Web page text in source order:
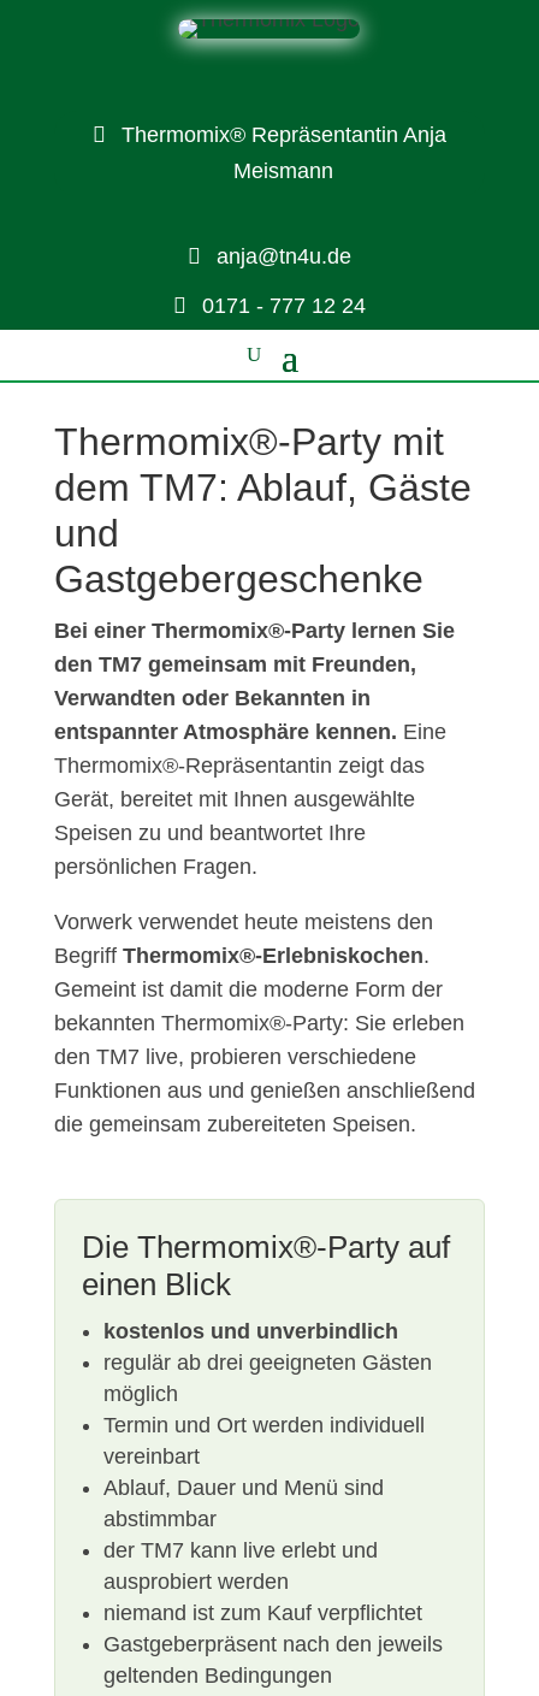
Thermomix® Repräsentantin Anja
Meismann
anja@tn4u.de
0171 - 777 12 24
Thermomix®-Party mit
dem TM7: Ablauf, Gäste
und
Gastgebergeschenke
Bei einer Thermomix®-Party lernen Sie
den TM7 gemeinsam mit Freunden,
Verwandten oder Bekannten in
entspannter Atmosphäre kennen. Eine
Thermomix®-Repräsentantin zeigt das
Gerät, bereitet mit Ihnen ausgewählte
Speisen zu und beantwortet Ihre
persönlichen Fragen.
Vorwerk verwendet heute meistens den
Begriff Thermomix®-Erlebniskochen.
Gemeint ist damit die moderne Form der
bekannten Thermomix®-Party: Sie erleben
den TM7 live, probieren verschiedene
Funktionen aus und genießen anschließend
die gemeinsam zubereiteten Speisen.
Die Thermomix®-Party auf
einen Blick
kostenlos und unverbindlich
regulär ab drei geeigneten Gästen
möglich
Termin und Ort werden individuell
vereinbart
Ablauf, Dauer und Menü sind
abstimmbar
der TM7 kann live erlebt und
ausprobiert werden
niemand ist zum Kauf verpflichtet
Gastgeberpräsent nach den jeweils
geltenden Bedingungen